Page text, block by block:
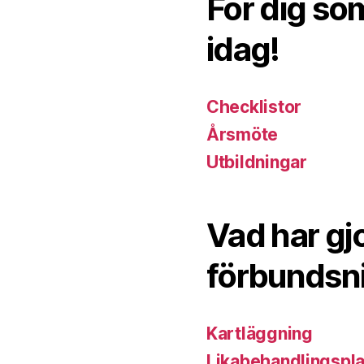
För dig
idag!
Checklistor
Årsmöte
Utbildningar
Vad har
Kartläggning